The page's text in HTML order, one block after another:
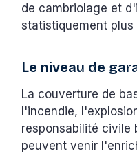
de cambriolage et
statistiquement plus
Le niveau de
La couverture de
l'incendie,
responsabilité civile
peuvent venir